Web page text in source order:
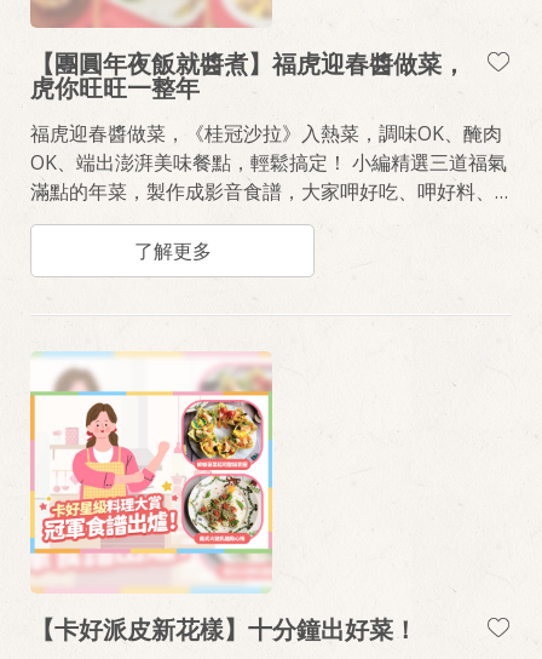
【團圓年夜飯就醬煮】福虎迎春醬做菜，
虎你旺旺一整年
福虎迎春醬做菜，《桂冠沙拉》入熱菜，調味OK、醃肉
OK、端出澎湃美味餐點，輕鬆搞定！ 小編精選三道福氣
滿點的年菜，製作成影音食譜，大家呷好吃、呷好料、
呷福氣啦！
了解更多
【卡好派皮新花樣】十分鐘出好菜！